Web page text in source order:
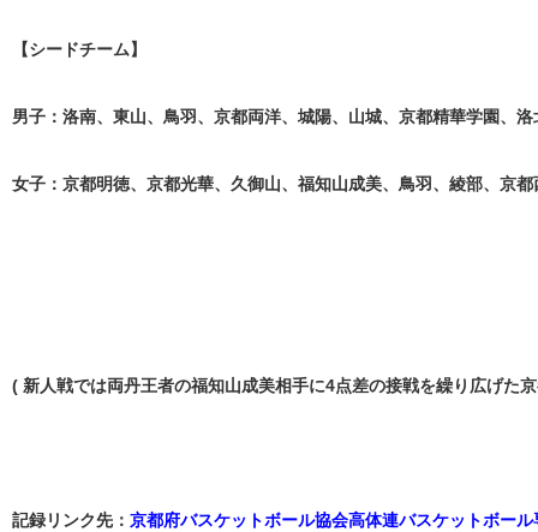
【シードチーム】
男子：洛南、東山、鳥羽、京都両洋、城陽、山城、京都精華学園、洛
女子：京都明徳、京都光華、久御山、福知山成美、鳥羽、綾部、京
( 新人戦では両丹王者の福知山成美相手に4点差の接戦を繰り広げ
記録リンク先： 京都府バスケットボール協会高体連バスケットボール